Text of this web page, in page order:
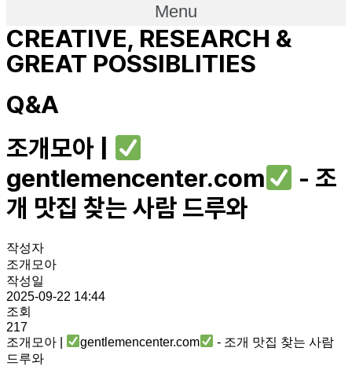
Menu
CREATIVE, RESEARCH &
GREAT POSSIBLITIES
Q&A
조개모아 |
gentlemencenter.com
- 조
개 맛집 찾는 사람 드루와
작성자
조개모아
작성일
2025-09-22 14:44
조회
217
조개모아 |
gentlemencenter.com
- 조개 맛집 찾는 사람
드루와